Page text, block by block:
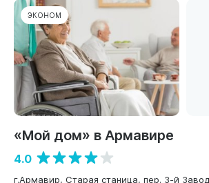
ЭКОНОМ
«Мой дом» в Армавире
4.0
г.Армавир, Старая станица, пер. 3-й